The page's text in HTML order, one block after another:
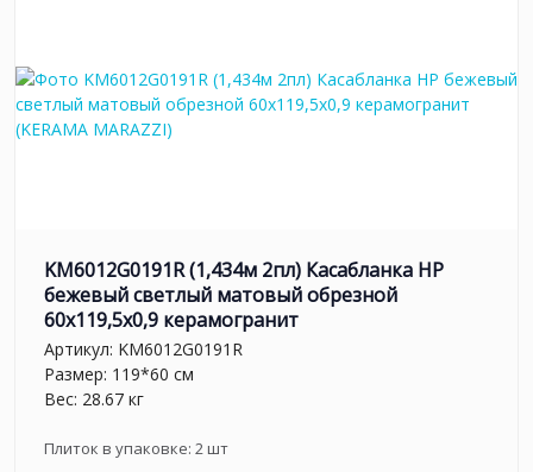
KM6012G0191R (1,434м 2пл) Касабланка HP
бежевый светлый матовый обрезной
60x119,5x0,9 керамогранит
Артикул: KM6012G0191R
Размер: 119*60 см
Вес: 28.67 кг
Плиток в упаковке: 2шт